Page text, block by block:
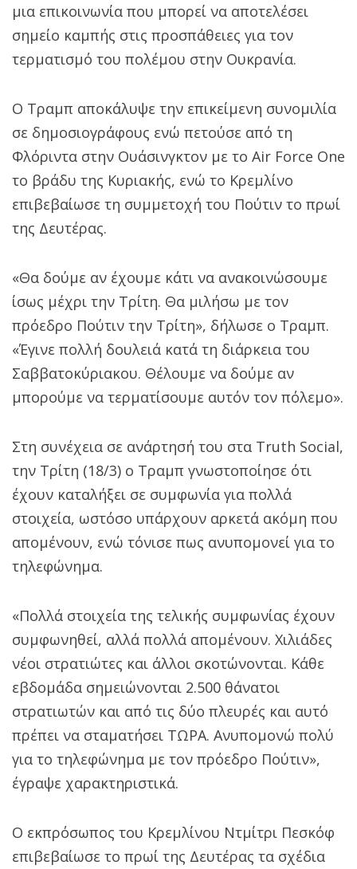
μια επικοινωνία που μπορεί να αποτελέσει
σημείο καμπής στις προσπάθειες για τον
τερματισμό του πολέμου στην Ουκρανία.
Ο Τραμπ αποκάλυψε την επικείμενη συνομιλία
σε δημοσιογράφους ενώ πετούσε από τη
Φλόριντα στην Ουάσινγκτον με το Air Force One
το βράδυ της Κυριακής, ενώ το Κρεμλίνο
επιβεβαίωσε τη συμμετοχή του Πούτιν το πρωί
της Δευτέρας.
«Θα δούμε αν έχουμε κάτι να ανακοινώσουμε
ίσως μέχρι την Τρίτη. Θα μιλήσω με τον
πρόεδρο Πούτιν την Τρίτη», δήλωσε ο Τραμπ.
«Έγινε πολλή δουλειά κατά τη διάρκεια του
Σαββατοκύριακου. Θέλουμε να δούμε αν
μπορούμε να τερματίσουμε αυτόν τον πόλεμο».
Στη συνέχεια σε ανάρτησή του στα Truth Social,
την Τρίτη (18/3) ο Τραμπ γνωστοποίησε ότι
έχουν καταλήξει σε συμφωνία για πολλά
στοιχεία, ωστόσο υπάρχουν αρκετά ακόμη που
απομένουν, ενώ τόνισε πως ανυπομονεί για το
τηλεφώνημα.
«Πολλά στοιχεία της τελικής συμφωνίας έχουν
συμφωνηθεί, αλλά πολλά απομένουν. Χιλιάδες
νέοι στρατιώτες και άλλοι σκοτώνονται. Κάθε
εβδομάδα σημειώνονται 2.500 θάνατοι
στρατιωτών και από τις δύο πλευρές και αυτό
πρέπει να σταματήσει ΤΩΡΑ. Ανυπομονώ πολύ
για το τηλεφώνημα με τον πρόεδρο Πούτιν»,
έγραψε χαρακτηριστικά.
Ο εκπρόσωπος του Κρεμλίνου Ντμίτρι Πεσκόφ
επιβεβαίωσε το πρωί της Δευτέρας τα σχέδια